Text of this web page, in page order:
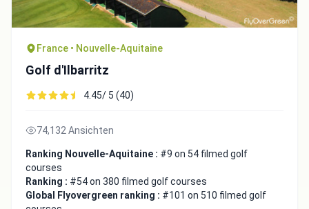
France • Nouvelle-Aquitaine
Golf d'Ilbarritz
4.45/ 5 (40)
74,132 Ansichten
Ranking Nouvelle-Aquitaine : #9 on 54 filmed golf
courses
Ranking : #54 on 380 filmed golf courses
Global Flyovergreen ranking : #101 on 510 filmed golf